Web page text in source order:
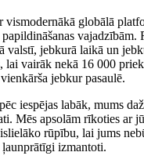
vismodernākā globālā
vajadzībām.
valstī, jebkurā laikā un
lai vairāk nekā 16 000
jebkur pasaulē.
iespējas labāk, mums
Mēs apsolām rīkoties ar
rūpību, lai jums
izmantoti.